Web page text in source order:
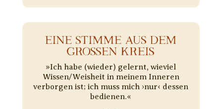
EINE STIMME AUS DEM
GROSSEN KREIS
»Ich habe (wieder) gelernt, wieviel
Wissen/Weisheit in meinem Inneren
verborgen ist; ich muss mich ›nur‹ dessen
bedienen.«